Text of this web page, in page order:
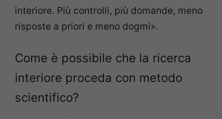
interiore. Più controlli, più domande, meno
risposte a priori e meno dogmi».
Come è possibile che la ricerca
interiore proceda con metodo
scientifico?